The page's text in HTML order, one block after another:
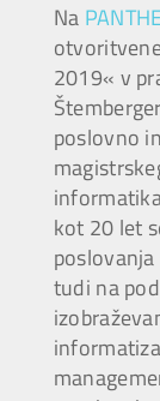
Na
2019« v
poslovno
kot 20 let
tudi na